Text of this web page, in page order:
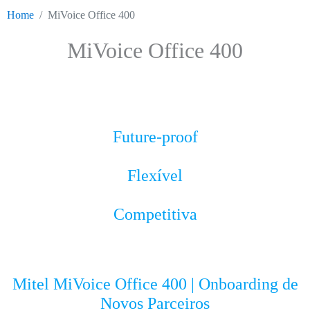
Home MiVoice Office 400
MiVoice Office 400
Future-proof
Flexível
Competitiva
Mitel MiVoice Office 400 | Onboarding de
Novos Parceiros